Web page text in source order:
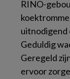
RINO-
uitnodigend
Geduldig
Geregeld
ervoor